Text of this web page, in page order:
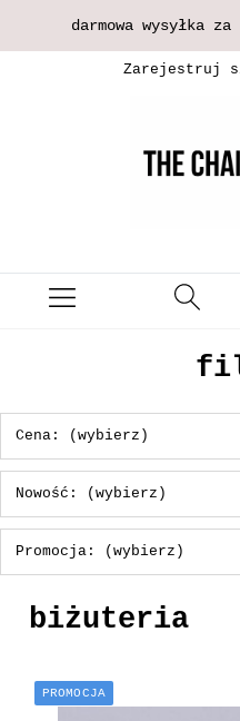
darmowa wysyłka
Zarejestruj
Cena: (wybierz)
Nowość: (wybierz)
Promocja: (wybierz)
biżuteria
PROMOCJA